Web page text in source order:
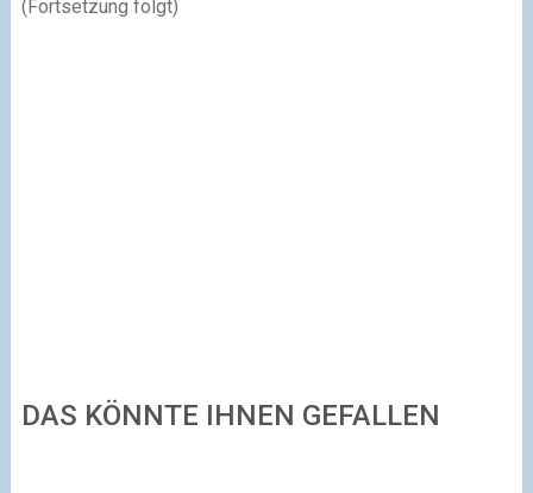
(Fortsetzung folgt)
DAS KÖNNTE IHNEN GEFALLEN